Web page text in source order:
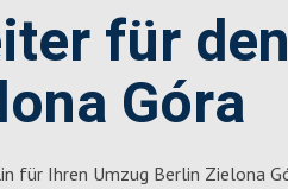
für
Góra
für Ihren Umzug Berlin Zielona